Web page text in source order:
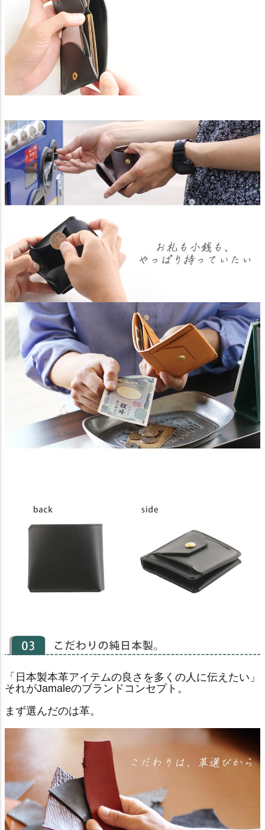
「日本製本革アイテムの良さを多くの人に伝えたい」
それがJamaleのブランドコンセプト。
まず選んだのは革。